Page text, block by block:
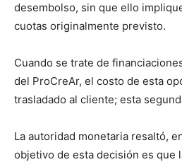
desembolso, sin que ello
cuotas originalmente previsto.
Cuando se trate de
del ProCreAr, el costo de esta
trasladado al cliente; esta
La autoridad monetaria resaltó,
objetivo de esta decisión es que